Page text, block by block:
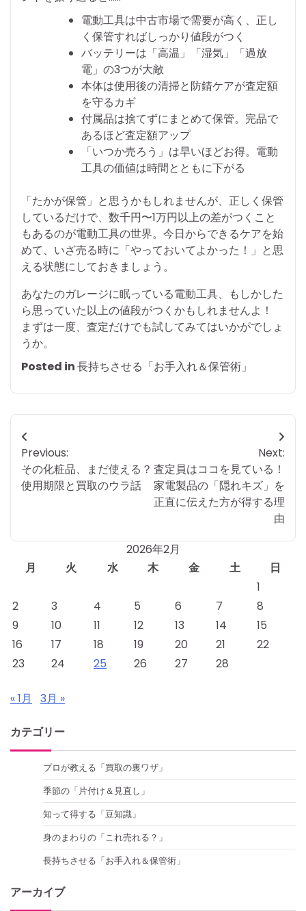
電動工具は中古市場で需要が高く、正し
く保管すればしっかり値段がつく
バッテリーは「高温」「湿気」「過放
電」の3つが大敵
本体は使用後の清掃と防錆ケアが査定額
を守るカギ
付属品は捨てずにまとめて保管。完品で
あるほど査定額アップ
「いつか売ろう」は早いほどお得。電動
工具の価値は時間とともに下がる
「たかが保管」と思うかもしれませんが、正しく保管
しているだけで、数千円〜1万円以上の差がつくこと
もあるのが電動工具の世界。今日からできるケアを始
めて、いざ売る時に「やっておいてよかった！」と思
える状態にしておきましょう。
あなたのガレージに眠っている電動工具、もしかした
ら思っていた以上の値段がつくかもしれませんよ！
まずは一度、査定だけでも試してみてはいかがでしょ
うか。
Posted in長持ちさせる「お手入れ＆保管術」
投
稿
ナ
ゲ
ー
ン
Previous:
その化粧品、まだ使える？
使用期限と買取のウラ話
Next:
査定員はココを見ている！
家電製品の「隠れキズ」を
正直に伝えた方が得する理
由
2026年2月
月
火 水 木 金 土
日
1
2
3 4 5 6 7
8
9
10 11 12 13 14
15
16
17 18 19 20 21
22
23
24 25 26 27 28
« 1月 3月 »
カテゴリー
プロが教える「買取の裏ワザ」
季節の「片付け＆見直し」
知って得する「豆知識」
身のまわりの「これ売れる？」
長持ちさせる「お手入れ＆保管術」
アーカイブ